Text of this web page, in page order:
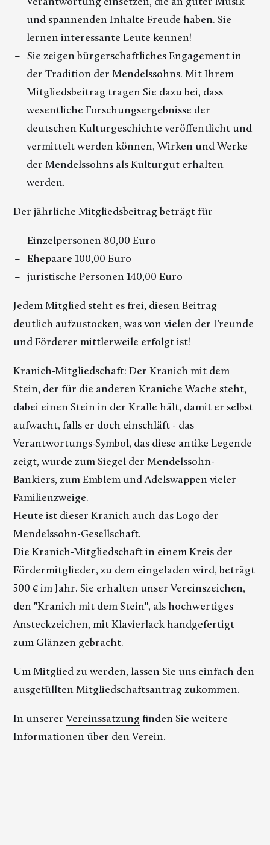
und spannenden Inhalte Freude haben. Sie
lernen interessante Leute kennen!
Sie zeigen bürgerschaftliches Engagement in
der Tradition der Mendelssohns. Mit Ihrem
Mitgliedsbeitrag tragen Sie dazu bei, dass
wesentliche Forschungsergebnisse der
deutschen Kulturgeschichte veröffentlicht und
vermittelt werden können, Wirken und Werke
der Mendelssohns als Kulturgut erhalten
werden.
Der jährliche Mitgliedsbeitrag beträgt für
Einzelpersonen 80,00 Euro
Ehepaare 100,00 Euro
juristische Personen 140,00 Euro
Jedem Mitglied steht es frei, diesen Beitrag
deutlich aufzustocken, was von vielen der Freunde
und Förderer mittlerweile erfolgt ist!
Kranich-Mitgliedschaft: Der Kranich mit dem
Stein, der für die anderen Kraniche Wache steht,
dabei einen Stein in der Kralle hält, damit er selbst
aufwacht, falls er doch einschläft - das
Verantwortungs-Symbol, das diese antike Legende
zeigt, wurde zum Siegel der Mendelssohn-
Bankiers, zum Emblem und Adelswappen vieler
Familienzweige.
Heute ist dieser Kranich auch das Logo der
Mendelssohn-Gesellschaft.
Die Kranich-Mitgliedschaft in einem Kreis der
Fördermitglieder, zu dem eingeladen wird, beträgt
500 € im Jahr. Sie erhalten unser Vereinszeichen,
den "Kranich mit dem Stein", als hochwertiges
Ansteckzeichen, mit Klavierlack handgefertigt
zum Glänzen gebracht.
Um Mitglied zu werden, lassen Sie uns einfach den
ausgefülltenMitgliedschaftsantrag zukommen.
In unsererVereinssatzung finden Sie weitere
Informationen über den Verein.